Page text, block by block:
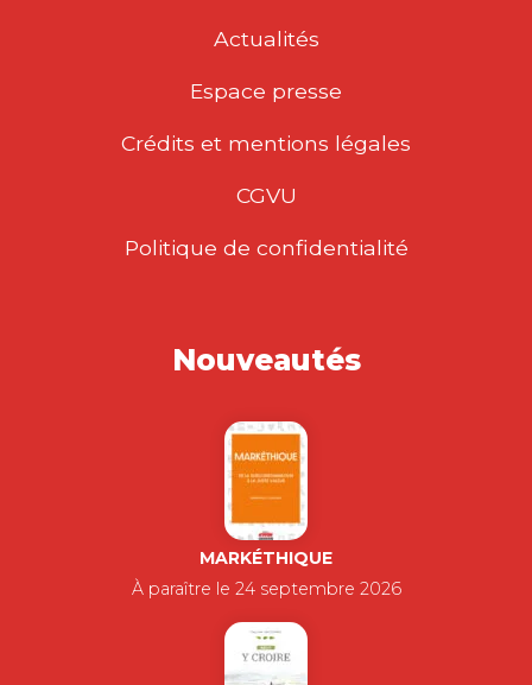
Actualités
Espace presse
Crédits et mentions légales
CGVU
Politique de confidentialité
Nouveautés
MARKÉTHIQUE
À paraître le 24 septembre 2026